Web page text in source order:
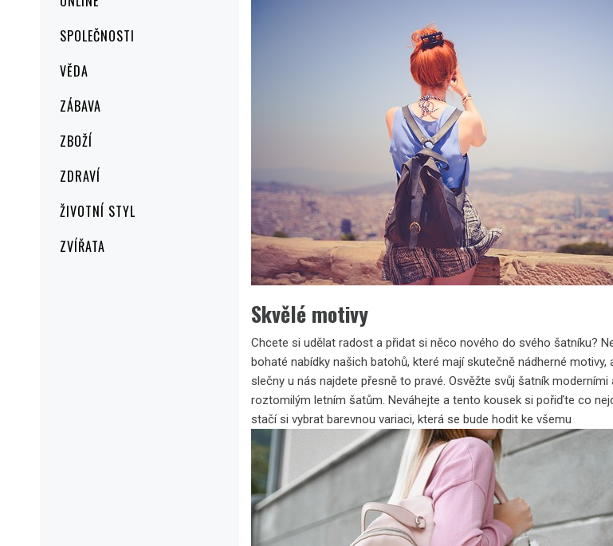
SPOLEČNOSTI
VĚDA
ZÁBAVA
ZBOŽÍ
ZDRAVÍ
ŽIVOTNÍ STYL
ZVÍŘATA
Skvělé motivy
Chcete si udělat radost a přidat si něco nového do svého šatníku?
bohaté nabídky našich batohů, které mají skutečně nádherné
slečny u nás najdete přesně to pravé. Osvěžte svůj šatník
roztomilým letním šatům. Neváhejte a tento kousek si pořiďte co
stačí si vybrat barevnou variaci, která se bude hodit ke všemu